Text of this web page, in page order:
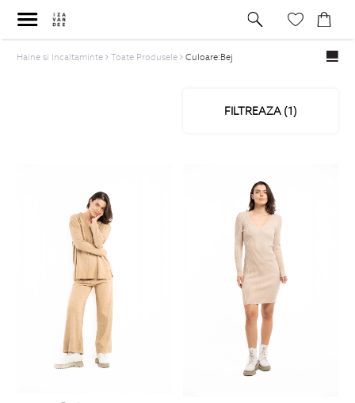
FILTREAZA (1)
Haine si Incaltaminte Toate Produsele Culoare:Bej